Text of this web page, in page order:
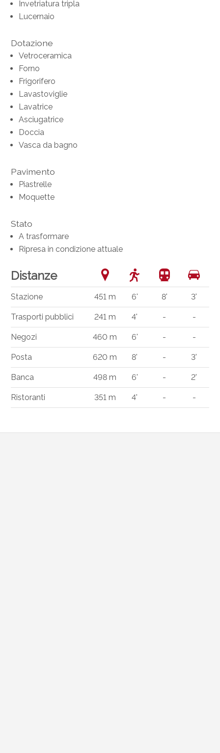
Invetriatura tripla
Lucernaio
Dotazione
Vetroceramica
Forno
Frigorifero
Lavastoviglie
Lavatrice
Asciugatrice
Doccia
Vasca da bagno
Pavimento
Piastrelle
Moquette
Stato
A trasformare
Ripresa in condizione attuale
Distanze
Stazione 451 m 6' 8' 3'
Trasporti pubblici 241 m 4' - -
Negozi 460 m 6' - -
Posta 620 m 8' - 3'
Banca 498 m 6' - 2'
Ristoranti 351 m 4' - -